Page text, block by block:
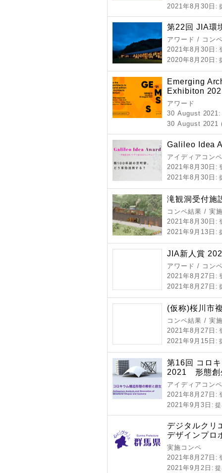
2021年8月30日 :
第22回 JIA環
アワード / コン
2021年8月30日 :
2020年8月20日 :
Emerging
Exhibiton
アワード
30 August 2021:
30 August 2021
Galileo Idea
アイディアコン
2021年8月30日 :
2021年8月30日 :
滝観洞受付施
コンペ結果 / 実
2021年8月30日 :
2021年9月13日 :
JIA新人賞
アワード / コン
2021年8月27日 :
2021年8月27日 :
(仮称)桜川市
コンペ結果 / 実
2021年8月27日 :
2021年9月15日 :
第16回 コロ
2021 形態創
アイディアコン
2021年8月27日 :
2021年9月3日 :
デジタルクリ
デザインプロ
実施コンペ
2021年8月27日 :
2021年9月2日 :